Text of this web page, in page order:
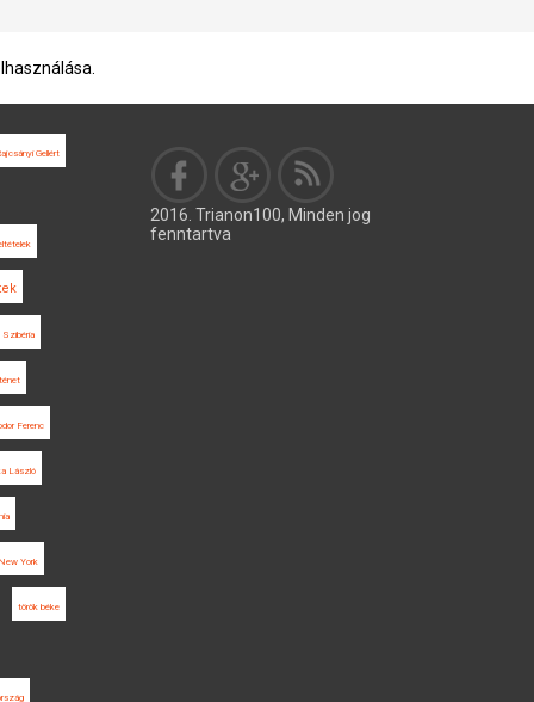
Gellért
Szibéria
Ferenc
László
New York
török béke
2016. Trianon100, Minden jog
fenntartva